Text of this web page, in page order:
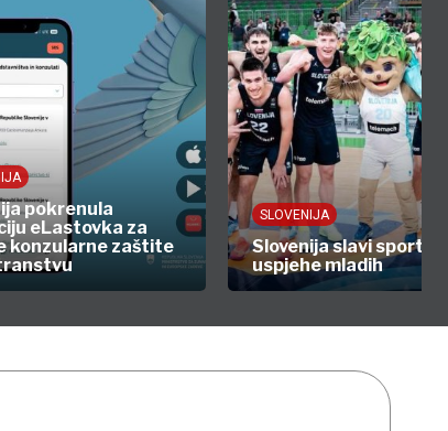
pokrenula
eLastovka za
konzularne zaštite
SLOVENIJA
Slovenija slavi
uspjehe mladih